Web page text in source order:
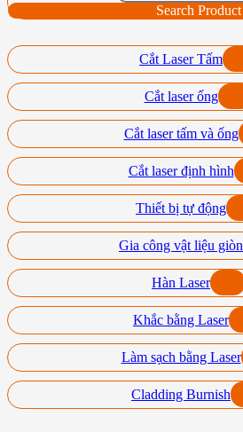
Search Product
Cắt Laser Tấm
Cắt laser ống
Cắt laser tấm và ống
Cắt laser định hình
Thiết bị tự động
Gia công vật liệu giòn
Hàn Laser
Khắc bằng Laser
Làm sạch bằng Laser
Cladding Burnish